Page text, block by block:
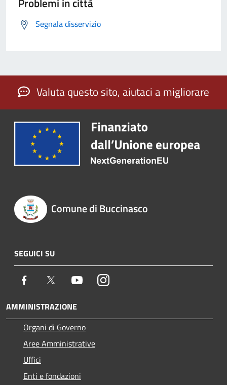
Segnala disservizio
Valuta questo sito, aiutaci a migliorare
Comune di Buccinasco
SEGUICI SU
Facebook Twitter YoutubeInstagram
AMMINISTRAZIONE
Organi di Governo
Aree Amministrative
Uffici
Enti e fondazioni